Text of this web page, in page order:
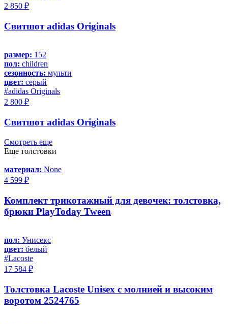
2 850 ₽
Свитшот adidas Originals
размер: 152
пол: children
сезонность: мульти
цвет: серый
#adidas Originals
2 800 ₽
Свитшот adidas Originals
Смотреть еще
Еще толстовки
материал: None
4 599 ₽
Комплект трикотажный для девочек: толстовка,
брюки PlayToday Tween
пол: Унисекс
цвет: белый
#Lacoste
17 584 ₽
Толстовка Lacoste Unisex с молнией и высоким
воротом 2524765